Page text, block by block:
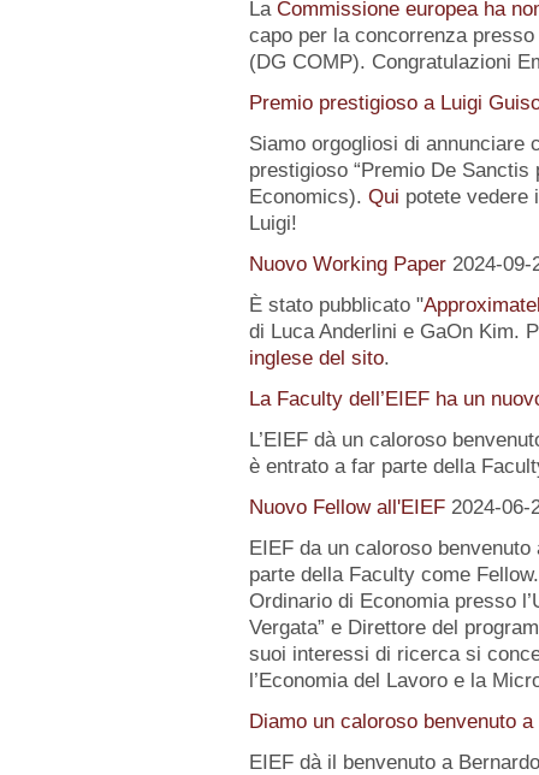
La Commissione europea ha
capo per la concorrenza
(DG COMP). Congratulazioni
Premio prestigioso a Luigi
Siamo orgogliosi di annunciare
prestigioso “Premio De
Economics). Qui potete vedere
Luigi!
Nuovo Working Paper 2024-09-
È stato pubblicato "
di Luca Anderlini e GaOn Kim.
inglese del sito.
La Faculty dell’EIEF ha un
L’EIEF dà un caloroso
è entrato a far parte della
Nuovo Fellow all'EIEF 2024-06-
EIEF da un caloroso
parte della Faculty come
Ordinario di Economia presso
Vergata” e Direttore del
suoi interessi di ricerca si
l’Economia del Lavoro e la
Diamo un caloroso benvenuto
EIEF dà il benvenuto a